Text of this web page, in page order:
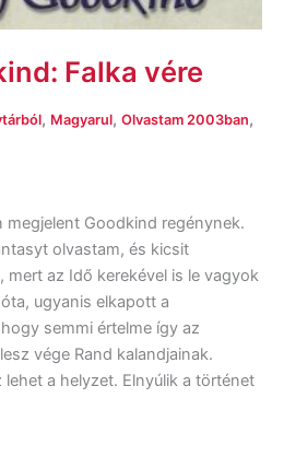
Falka vére
, Magyarul, Olvastam 2003ban,
megjelent Goodkind regénynek.
olvastam, és kicsit
mert az Idő kerekével is le vagyok
ugyanis elkapott a
semmi értelme így az
vége Rand kalandjainak.
lehet a helyzet. Elnyúlik a történet